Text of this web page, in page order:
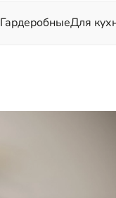
ГардеробныеДля